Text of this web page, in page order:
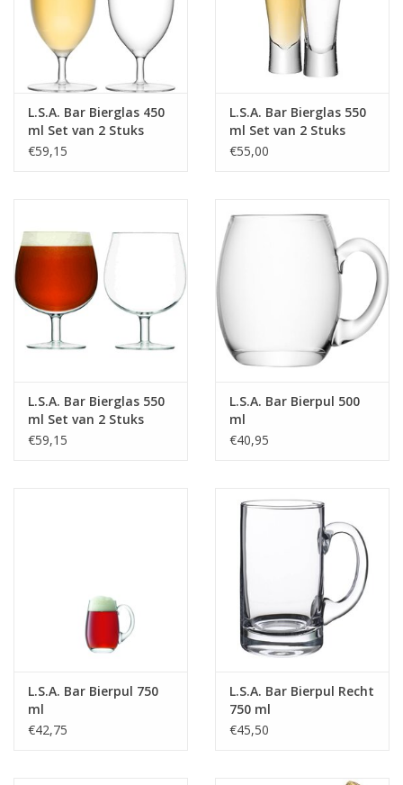
L.S.A. Bar Bierglas 450
ml Set van 2 Stuks
€59,15
L.S.A. Bar Bierglas 550
ml Set van 2 Stuks
€55,00
L.S.A. Bar Bierglas 550
ml Set van 2 Stuks
€59,15
L.S.A. Bar Bierpul 500
ml
€40,95
L.S.A. Bar Bierpul 750
ml
€42,75
L.S.A. Bar Bierpul Recht
750 ml
€45,50